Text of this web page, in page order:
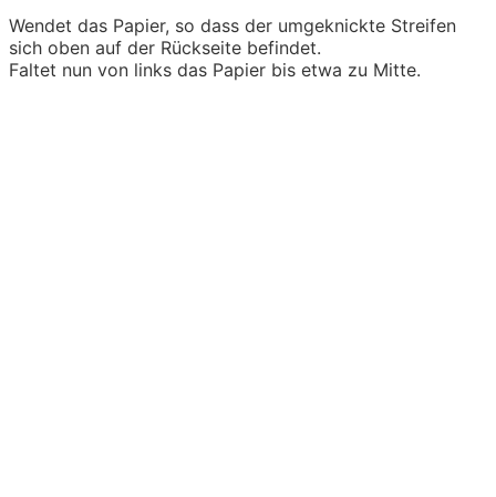
Wendet das Papier, so dass der umgeknickte Streifen
sich oben auf der Rückseite befindet.
Faltet nun von links das Papier bis etwa zu Mitte.